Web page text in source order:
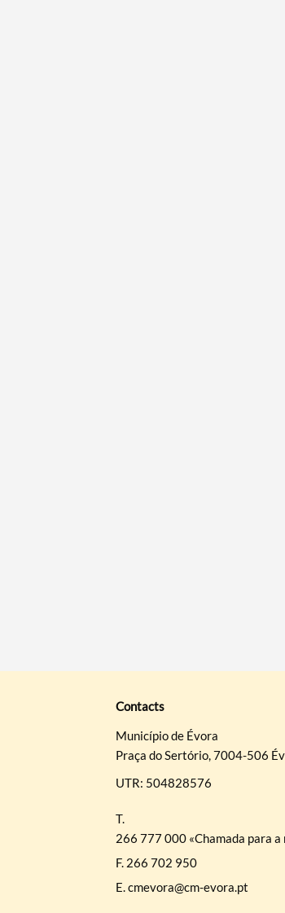
Contacts
Município de Évora
Praça do Sertório, 7004-506
UTR: 504828576
T.
266 777 000 «Chamada para a
F. 266 702 950
E.cmevora@cm-evora.pt